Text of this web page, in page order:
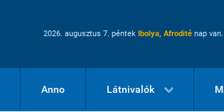
2026. augusztus 7. péntek Ibolya, Afrodité nap van.
Anno Látnivalók